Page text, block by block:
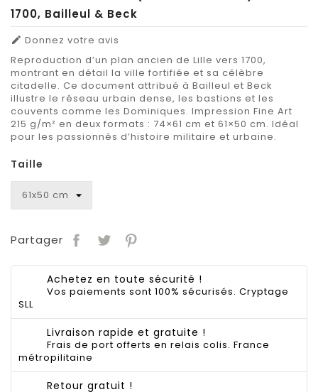
1700, Bailleul & Beck
 Donnez votre avis
Reproduction d’un plan ancien de Lille vers 1700,
montrant en détail la ville fortifiée et sa célèbre
citadelle. Ce document attribué à Bailleul et Beck
illustre le réseau urbain dense, les bastions et les
couvents comme les Dominiques. Impression Fine Art
215 g/m² en deux formats : 74×61 cm et 61×50 cm. Idéal
pour les passionnés d’histoire militaire et urbaine.
Taille
Partager
Achetez en toute sécurité !
Vos paiements sont 100% sécurisés. Cryptage
SLL
Livraison rapide et gratuite !
Frais de port offerts en relais colis. France
métropilitaine
Retour gratuit !